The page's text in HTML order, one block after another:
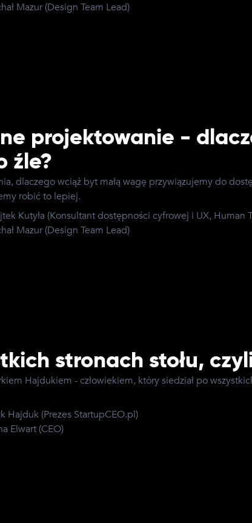
Mazur (Design Team Lead)
projektowanie -
źle?
dlaczego wciąż byt małą wagę przywiązujemy do
robić to lepiej.
Kutyła (Konsultant dostępności cyfrowej i UX, Human
Mazur (Design Team Lead)
stronach stołu,
Hajdukiem - człowiekiem, który siedział po
Hajduk (Prezes StartupCEO.pl)
Elwart (CEO)